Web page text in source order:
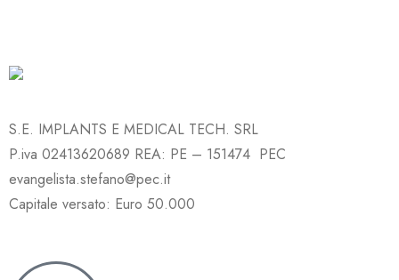
S.E. IMPLANTS E MEDICAL TECH. SRL
P.iva 02413620689 REA: PE – 151474 PEC
evangelista.stefano@pec.it
Capitale versato: Euro 50.000